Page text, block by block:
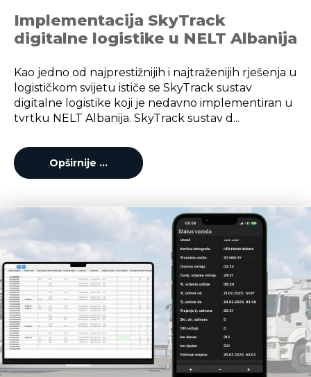
Implementacija SkyTrack
digitalne logistike u NELT Albanija
Kao jedno od najprestižnijih i najtraženijih rješenja u
logističkom svijetu ističe se SkyTrack sustav
digitalne logistike koji je nedavno implementiran u
tvrtku NELT Albanija. SkyTrack sustav d...
Opširnije …